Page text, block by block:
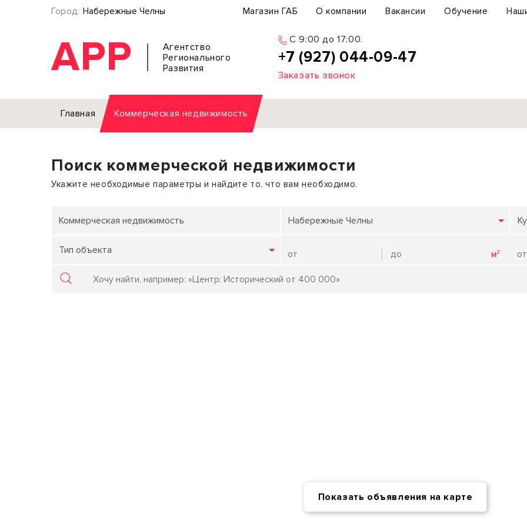
Город: Набережные Челны Магазин ГАБ О компании Вакансии Обучение
АРР
Агентство
Регионального
Развития
C 9:00 до 17:00.
+7 (927) 044-09-47
Заказать звонок
Главная Коммерческая недвижимость
Офис
Торговое помещение
Склад
Земельный участок
Отдельное здание
Бизнес-центр
Поиск коммерческой недвижимости
Укажите необходимые параметры и найдите то, что вам необходимо.
Коммерческая недвижимость Набережные Челны
Тип объекта
Показать объявления на карте